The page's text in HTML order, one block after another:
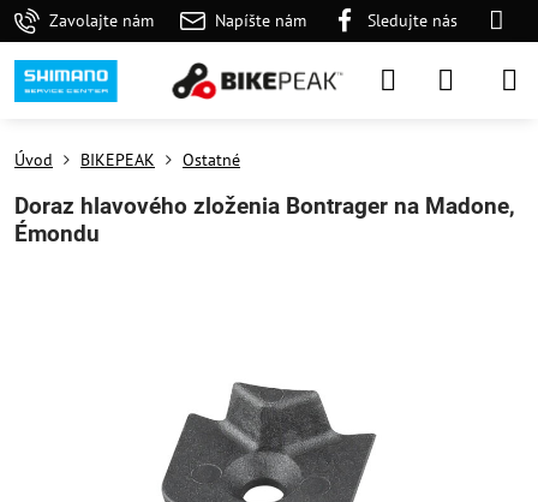
Zavolajte nám Napíšte nám Sledujte nás
Úvod BIKEPEAK Ostatné
Doraz hlavového zloženia Bontrager na Madone,
Émondu